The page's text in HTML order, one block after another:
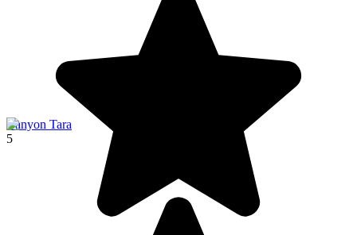
Canyon Tara
5